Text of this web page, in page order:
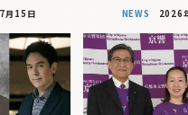
月15日 NEWS 2026